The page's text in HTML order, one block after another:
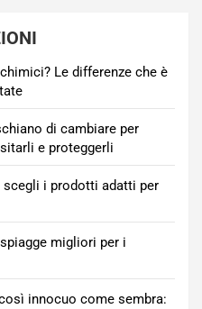
Le differenze che è
di cambiare per
e proteggerli
scegli i prodotti adatti per
migliori per i
innocuo come sembra: